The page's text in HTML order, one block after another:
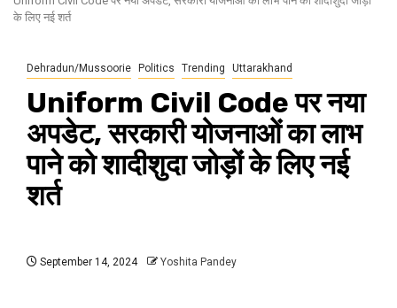
के लिए नई शर्त
Dehradun/Mussoorie Politics Trending Uttarakhand
Uniform Civil Code पर नया
अपडेट, सरकारी योजनाओं का लाभ
पाने को शादीशुदा जोड़ों के लिए नई
शर्त
September 14, 2024 Yoshita Pandey